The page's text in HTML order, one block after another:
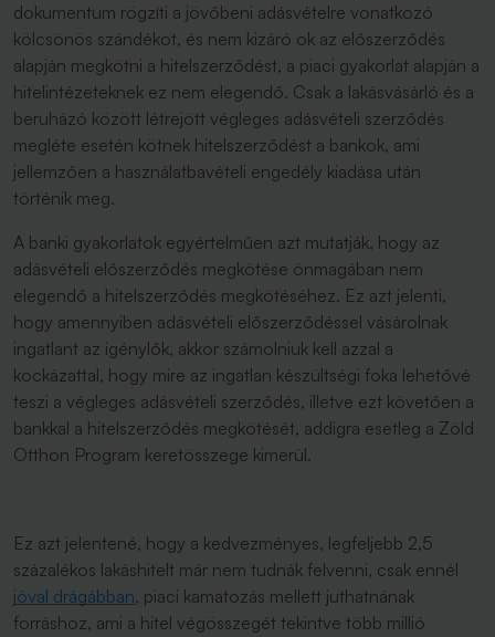
dokumentum rögzíti a jövőbeni adásvételre vonatkozó
kölcsönös szándékot, és nem kizáró ok az előszerződés
alapján megkötni a hitelszerződést, a piaci gyakorlat alapján a
hitelintézeteknek ez nem elegendő. Csak a lakásvásárló és a
beruházó között létrejött végleges adásvételi szerződés
megléte esetén kötnek hitelszerződést a bankok, ami
jellemzően a használatbavételi engedély kiadása után
történik meg.
A banki gyakorlatok egyértelműen azt mutatják, hogy az
adásvételi előszerződés megkötése önmagában nem
elegendő a hitelszerződés megkötéséhez. Ez azt jelenti,
hogy amennyiben adásvételi előszerződéssel vásárolnak
ingatlant az igénylők, akkor számolniuk kell azzal a
kockázattal, hogy mire az ingatlan készültségi foka lehetővé
teszi a végleges adásvételi szerződés, illetve ezt követően a
bankkal a hitelszerződés megkötését, addigra esetleg a Zöld
Otthon Program keretösszege kimerül.
Ez azt jelentené, hogy a kedvezményes, legfeljebb 2,5
százalékos lakáshitelt már nem tudnák felvenni, csak ennél
jóval drágábban, piaci kamatozás mellett juthatnának
forráshoz, ami a hitel végösszegét tekintve több millió